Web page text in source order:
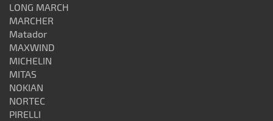
LONG MARCH
MARCHER
Matador
MAXWIND
MICHELIN
MITAS
NOKIAN
NORTEC
PIRELLI